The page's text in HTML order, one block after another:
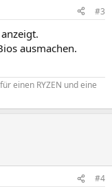
#3
ausmachen.
einen RYZEN und eine
#4